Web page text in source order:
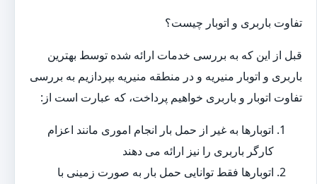
تفاوت باربری و اتوبار چیست؟
قبل از این که به بررسی خدمات ارائه شده توسط بهترین
باربری و اتوبار منیریه و در منطقه منیریه بپردازیم به بررسی
تفاوت اتوبار و باربری خواهیم پرداخت، که عبارت است از:
اتوبارها به غیر از حمل بار انجام اموری مانند اعزام
کارگر باربری را نیز ارائه می دهند
اتوبارها فقط توانایی حمل بار به صورت زمینی با